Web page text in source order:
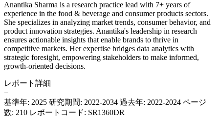
Anantika Sharma is a research practice lead with 7+ years of
experience in the food & beverage and consumer products sectors.
She specializes in analyzing market trends, consumer behavior, and
product innovation strategies. Anantika's leadership in research
ensures actionable insights that enable brands to thrive in
competitive markets. Her expertise bridges data analytics with
strategic foresight, empowering stakeholders to make informed,
growth-oriented decisions.
レポート詳細
−
基準年: 2025 研究期間: 2022-2034 過去年: 2022-2024 ページ
数: 210 レポートコード: SR1360DR